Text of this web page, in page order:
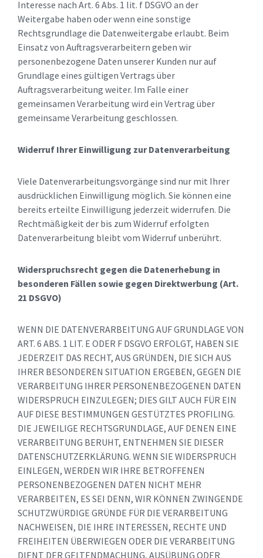
Interesse nach Art. 6 Abs. 1 lit. f DSGVO an der
Weitergabe haben oder wenn eine sonstige
Rechtsgrundlage die Datenweitergabe erlaubt. Beim
Einsatz von Auftragsverarbeitern geben wir
personenbezogene Daten unserer Kunden nur auf
Grundlage eines gültigen Vertrags über
Auftragsverarbeitung weiter. Im Falle einer
gemeinsamen Verarbeitung wird ein Vertrag über
gemeinsame Verarbeitung geschlossen.
Widerruf Ihrer Einwilligung zur Datenverarbeitung
Viele Datenverarbeitungsvorgänge sind nur mit Ihrer
ausdrücklichen Einwilligung möglich. Sie können eine
bereits erteilte Einwilligung jederzeit widerrufen. Die
Rechtmäßigkeit der bis zum Widerruf erfolgten
Datenverarbeitung bleibt vom Widerruf unberührt.
Widerspruchsrecht gegen die Datenerhebung in
besonderen Fällen sowie gegen Direktwerbung (Art.
21 DSGVO)
WENN DIE DATENVERARBEITUNG AUF GRUNDLAGE VON
ART. 6 ABS. 1 LIT. E ODER F DSGVO ERFOLGT, HABEN SIE
JEDERZEIT DAS RECHT, AUS GRÜNDEN, DIE SICH AUS
IHRER BESONDEREN SITUATION ERGEBEN, GEGEN DIE
VERARBEITUNG IHRER PERSONENBEZOGENEN DATEN
WIDERSPRUCH EINZULEGEN; DIES GILT AUCH FÜR EIN
AUF DIESE BESTIMMUNGEN GESTÜTZTES PROFILING.
DIE JEWEILIGE RECHTSGRUNDLAGE, AUF DENEN EINE
VERARBEITUNG BERUHT, ENTNEHMEN SIE DIESER
DATENSCHUTZERKLÄRUNG. WENN SIE WIDERSPRUCH
EINLEGEN, WERDEN WIR IHRE BETROFFENEN
PERSONENBEZOGENEN DATEN NICHT MEHR
VERARBEITEN, ES SEI DENN, WIR KÖNNEN ZWINGENDE
SCHUTZWÜRDIGE GRÜNDE FÜR DIE VERARBEITUNG
NACHWEISEN, DIE IHRE INTERESSEN, RECHTE UND
FREIHEITEN ÜBERWIEGEN ODER DIE VERARBEITUNG
DIENT DER GELTENDMACHUNG, AUSÜBUNG ODER